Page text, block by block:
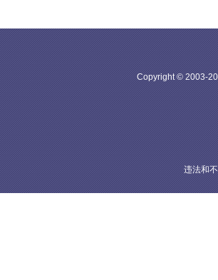
Copyright © 2003-
违法和